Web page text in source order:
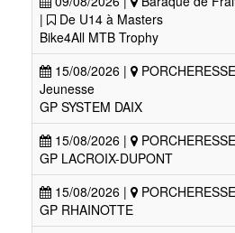
|
De U14 à Masters
Bike4All MTB Trophy
15/08/2026 |
Jeunesse
GP SYSTEM DAIX
15/08/2026 |
GP LACROIX-DUPONT
15/08/2026 |
GP RHAINOTTE